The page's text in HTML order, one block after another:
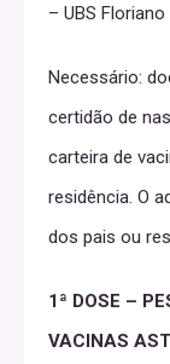
– UBS Floriano
Necessário:
certidão de
carteira de
residência. O
dos pais ou
1ª DOSE –
VACINAS